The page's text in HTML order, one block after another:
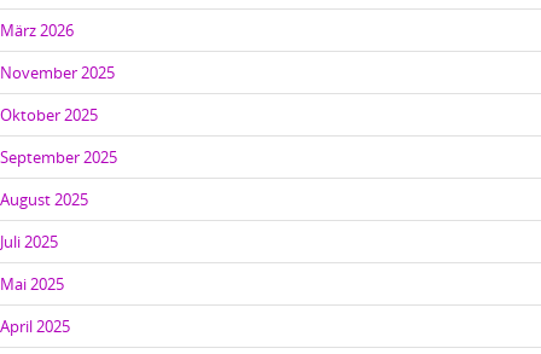
März 2026
November 2025
Oktober 2025
September 2025
August 2025
Juli 2025
Mai 2025
April 2025